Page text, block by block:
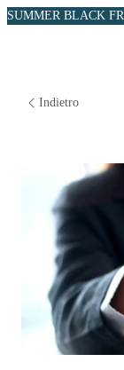
SUMMER BLACK
Indietro